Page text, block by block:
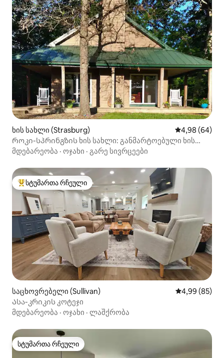
ხის სახლი (Strasburg) საშუალო
4,98 (64)
Როკი-სპრინგზის ხის სახლი: განმარტოებული ხის
სახლი 40 ჰექტარზე
მდებარეობა · ოჯახი · გარე სივრცეები
სტუმართა რჩეული მოწინავე ვარიანტი
სტუმართა რჩეული
საცხოვრებელი (Sullivan) საშუალო
4,99 (85)
Ასა-კრიკის კოტეჯი
მდებარეობა · ოჯახი · ლაშქრობა
სტუმართა რჩეული
სტუმართა რჩეული